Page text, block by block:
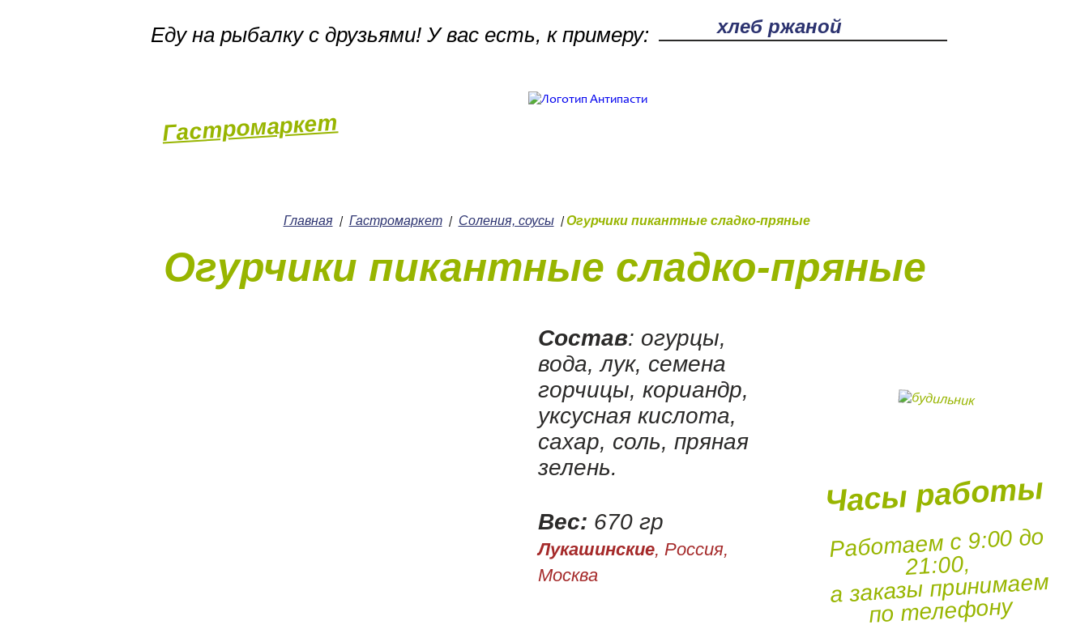
Еду на рыбалку с друзьями! У вас есть, к примеру: Поле поиска
Гастромаркет
Главная / Гастромаркет / Соления, соусы /Огурчики пикантные сладко-пряные
Огурчики пикантные сладко-пряные
Состав: огурцы,
вода, лук, семена
горчицы, кориандр,
уксусная кислота,
сахар, соль, пряная
зелень.
Вес: 670 гр
Лукашинские, Россия,
Москва
Часы работы
Работаем с 9:00 до
21:00,
а заказы принимаем
по телефону